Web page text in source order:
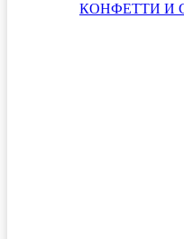
КОНФЕТТИ И